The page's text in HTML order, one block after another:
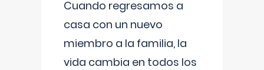
Cuando regresamos a
casa con un nuevo
miembro a la familia, la
vida cambia en todos los